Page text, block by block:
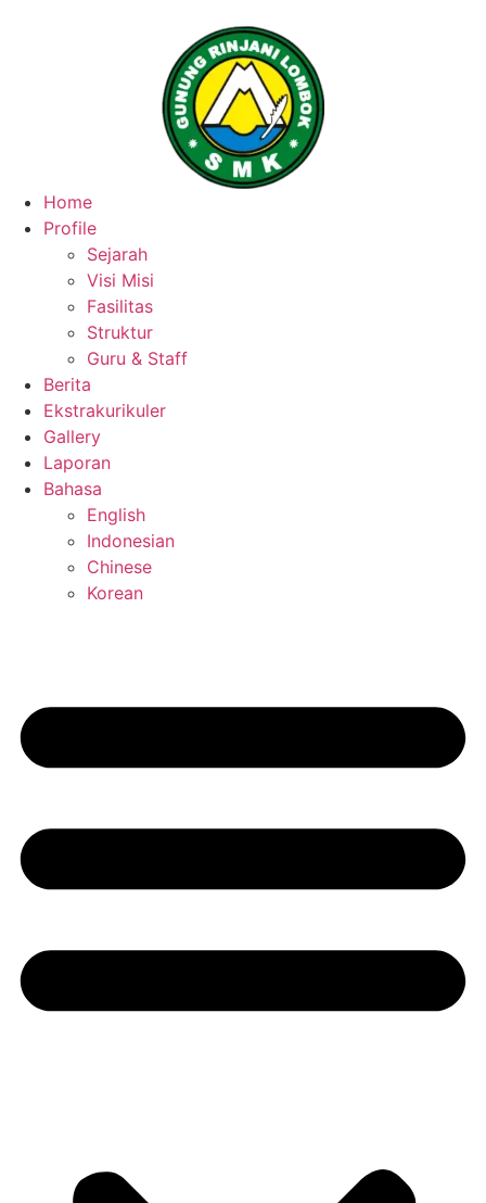
Home
Profile
Sejarah
Visi Misi
Fasilitas
Struktur
Guru & Staff
Berita
Ekstrakurikuler
Gallery
Laporan
Bahasa
English
Indonesian
Chinese
Korean